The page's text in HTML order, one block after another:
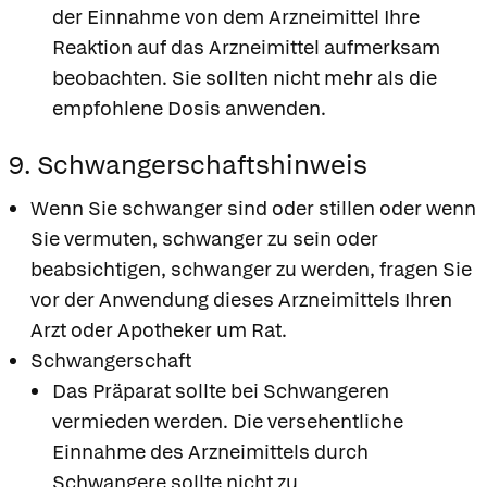
der Einnahme von dem Arzneimittel Ihre
Reaktion auf das Arzneimittel aufmerksam
beobachten. Sie sollten nicht mehr als die
empfohlene Dosis anwenden.
9. Schwangerschaftshinweis
Wenn Sie schwanger sind oder stillen oder wenn
Sie vermuten, schwanger zu sein oder
beabsichtigen, schwanger zu werden, fragen Sie
vor der Anwendung dieses Arzneimittels Ihren
Arzt oder Apotheker um Rat.
Schwangerschaft
Das Präparat sollte bei Schwangeren
vermieden werden. Die versehentliche
Einnahme des Arzneimittels durch
Schwangere sollte nicht zu